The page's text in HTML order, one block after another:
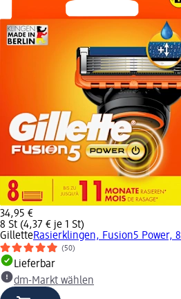
34,95 €
8 St (4,37 € je 1 St)
GilletteRasierklingen, Fusion5 Power,
(50)
Lieferbar
dm-Markt wählen